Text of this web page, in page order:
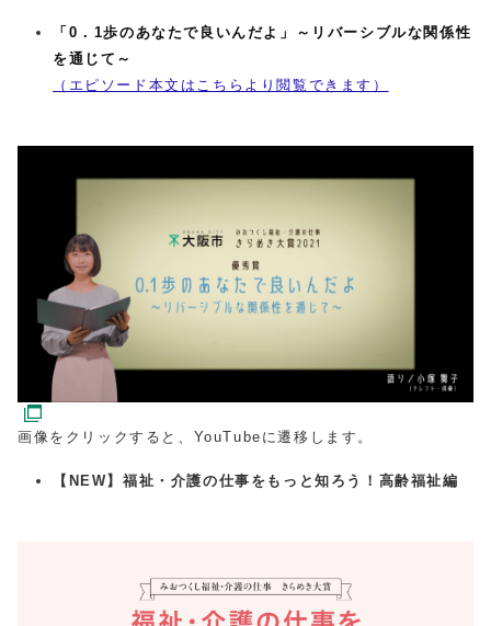
「0．1歩のあなたで良いんだよ」～リバーシブルな関係性
を通じて～
（エピソード本文はこちらより閲覧できます）
画像をクリックすると、YouTubeに遷移します。
【NEW】福祉・介護の仕事をもっと知ろう！高齢福祉編